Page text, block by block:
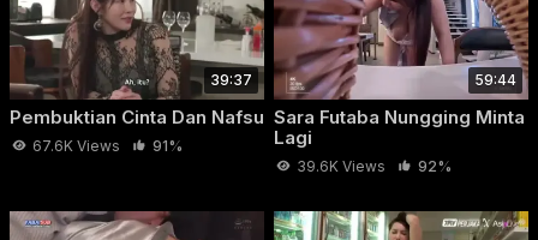
selingkuh”.
39:37
Pembuktian Cinta Dan Nafsu
67.6K Views 91%
59:44
Sara Futaba Nungging Minta
Lagi
39.6K Views 92%